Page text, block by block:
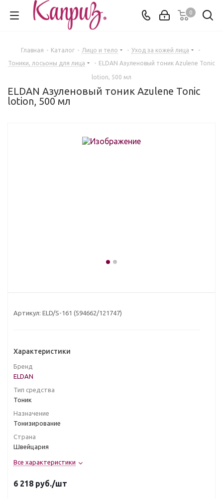
0
Главная - Каталог - Лицо и тело - Уход за кожей лица
-
Тоники, лосьоны для лица
- ELDAN Азуленовый тоник Azulene Tonic
lotion, 500 мл
ELDAN Азуленовый тоник Azulene Tonic
lotion, 500 мл
Артикул: ELD/S-161 (594662/121747)
Характеристики
Бренд
ELDAN
Тип средства
Тоник
Назначение
Тонизирование
Страна
Швейцария
Все характеристики
6 218 руб./шт